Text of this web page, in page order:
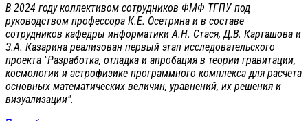
В 2024 году коллективом сотрудников ФМФ ТГПУ под
руководством профессора К.Е. Осетрина и в составе
сотрудников кафедры информатики А.Н. Стася, Д.В. Карташова и
З.А. Казарина реализован первый этап исследовательского
проекта "Разработка, отладка и апробация в теории гравитации,
космологии и астрофизике программного комплекса для расчета
основных математических величин, уравнений, их решения и
визуализации".